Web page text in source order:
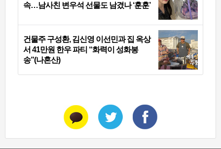
속…남사친 변우석 선물도 남겼나 ‘훈훈’
건물주 구성환, 김신영 이선민과 집 옥상
서 41만원 한우 파티 “화력이 성화봉
송”(나혼산)